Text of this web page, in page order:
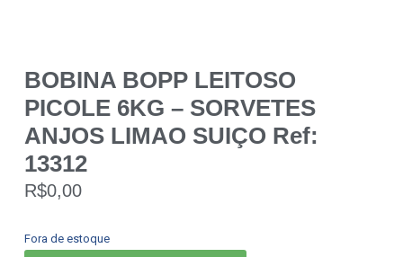
BOBINA BOPP LEITOSO
PICOLE 6KG – SORVETES
ANJOS LIMAO SUIÇO Ref:
13312
R$0,00
Fora de estoque